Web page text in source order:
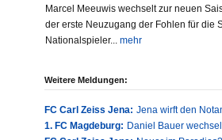
Marcel Meeuwis wechselt zur neuen
der erste Neuzugang der Fohlen für die
Nationalspieler... mehr
Weitere Meldungen:
FC Carl Zeiss Jena: Jena wirft den
1. FC Magdeburg: Daniel Bauer